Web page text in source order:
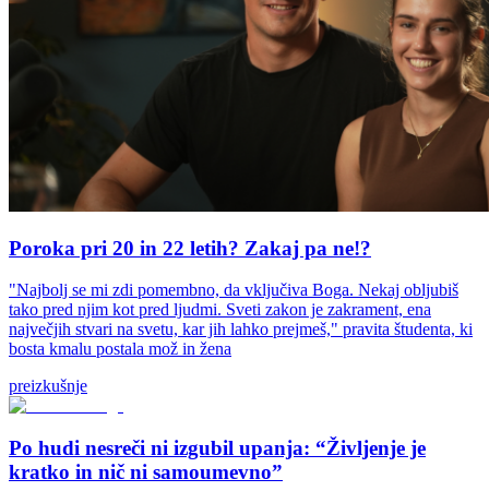
Poroka pri 20 in 22 letih? Zakaj pa ne!?
"Najbolj se mi zdi pomembno, da vključiva Boga. Nekaj obljubiš
tako pred njim kot pred ljudmi. Sveti zakon je zakrament, ena
največjih stvari na svetu, kar jih lahko prejmeš," pravita študenta, ki
bosta kmalu postala mož in žena
preizkušnje
Po hudi nesreči ni izgubil upanja: “Življenje je
kratko in nič ni samoumevno”